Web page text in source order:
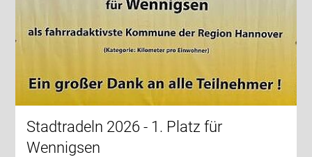
Stadtradeln 2026 - 1. Platz für
Wennigsen